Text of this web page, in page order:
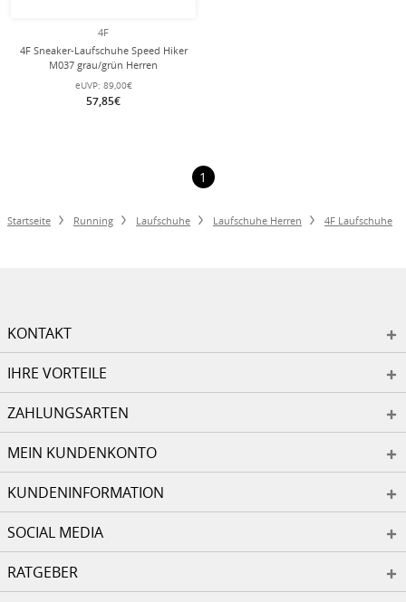
4F
4F Sneaker-Laufschuhe Speed Hiker
M037 grau/grün Herren
eUVP: 89,00€
57,85€
1
Startseite Running Laufschuhe Laufschuhe Herren 4F Laufschuhe
KONTAKT
IHRE VORTEILE
ZAHLUNGSARTEN
MEIN KUNDENKONTO
KUNDENINFORMATION
SOCIAL MEDIA
RATGEBER